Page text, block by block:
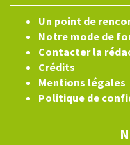
Un point de
Notre mode de
Contacter la
Crédits
Mentions légales
Politique de